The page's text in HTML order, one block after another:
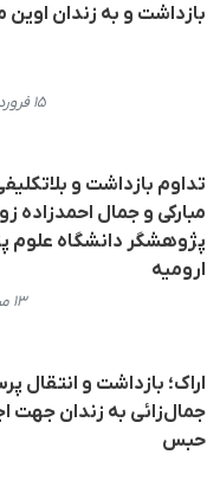
بازداشت و به زندان
۱۵ فروردین ۱۴۰۳، ۱۳:۰۱
تداوم بازداشت و
مبارکی و جمال احمدزاده
پژوهشگر دانشگاه علوم
ارومیه
۱۳ مرداد ۱۴۰۵، ۱۹:۱۳
اراک؛ بازداشت و انتقال
جمال‌زائی به زندان جهت
حبس